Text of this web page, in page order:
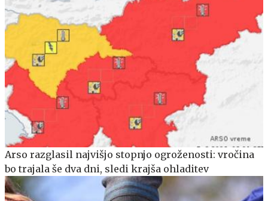
Arso razglasil najvišjo stopnjo ogroženosti: vročina
bo trajala še dva dni, sledi krajša ohladitev